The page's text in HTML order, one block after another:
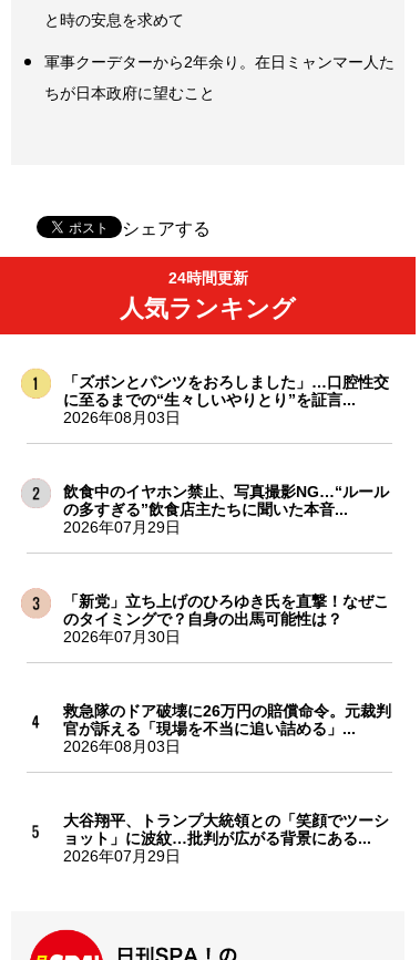
と時の安息を求めて
軍事クーデターから2年余り。在日ミャンマー人た
ちが日本政府に望むこと
シェアする
24時間更新
人気ランキング
「ズボンとパンツをおろしました」…口腔性交
に至るまでの“生々しいやりとり”を証言...
2026年08月03日
飲食中のイヤホン禁止、写真撮影NG…“ルール
の多すぎる”飲食店主たちに聞いた本音...
2026年07月29日
「新党」立ち上げのひろゆき氏を直撃！なぜこ
のタイミングで？自身の出馬可能性は？
2026年07月30日
救急隊のドア破壊に26万円の賠償命令。元裁判
官が訴える「現場を不当に追い詰める」...
2026年08月03日
大谷翔平、トランプ大統領との「笑顔でツーシ
ョット」に波紋…批判が広がる背景にある...
2026年07月29日